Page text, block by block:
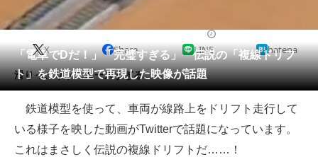
動物
会員記事
メディア
注目記事を集めた総合ページ
ITの今と未来を見通す
「電車でDだ！」「完璧すぎる」 伝説の「複線ドリフ
ト」を鉄道模型で再現した映像が話題
X Share LINE hatena
滑りっぷりがスムーズすぎる。
鉄道模型を使って、車両が線路上をドリフト走行して
いる様子を映した動画がTwitterで話題になっています。
これはまさしく伝説の複線ドリフトだ……！